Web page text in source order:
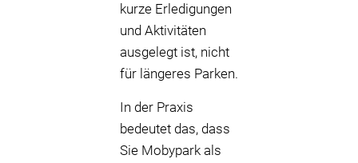
kurze Erledigungen
und Aktivitäten
ausgelegt ist, nicht
für längeres Parken.
In der Praxis
bedeutet das, dass
Sie Mobypark als